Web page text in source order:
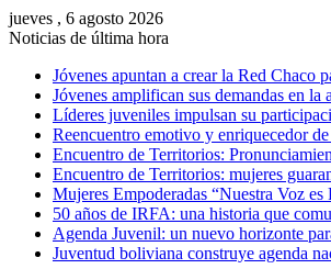
jueves , 6 agosto 2026
Noticias de última hora
Jóvenes apuntan a crear la Red Chaco
Jóvenes amplifican sus demandas en
Líderes juveniles impulsan su
Reencuentro emotivo y enriquecedor
Encuentro de Territorios:
Encuentro de Territorios: mujeres
Mujeres Empoderadas “Nuestra Voz es
50 años de IRFA: una historia que
Agenda Juvenil: un nuevo horizonte
Juventud boliviana construye agenda